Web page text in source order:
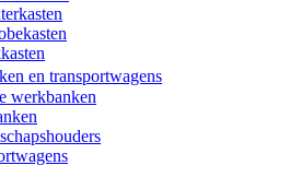
en transportwagens
werkbanken